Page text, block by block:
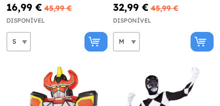
16,99 € 45,99 €
DISPONÍVEL
32,99 € 45,99 €
DISPONÍVEL